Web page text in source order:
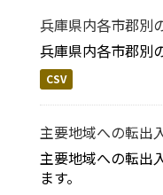
兵庫県内各市郡別
兵庫県内各市郡別
CSV
主要地域への転出
主要地域への転出
ます。